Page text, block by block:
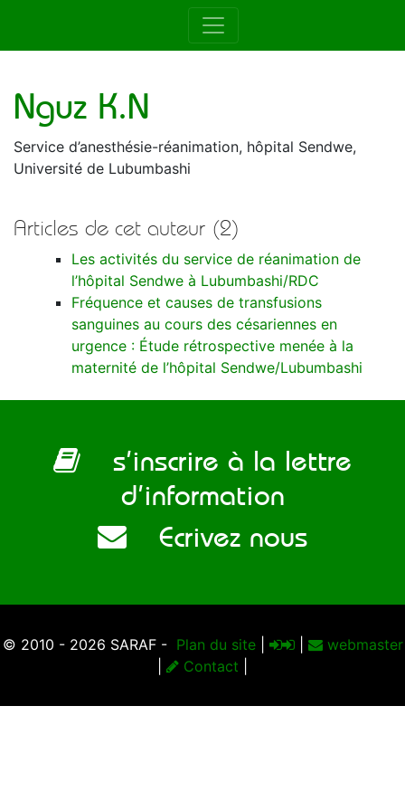
Auteur de la RAMUR
Nguz K.N
Service d’anesthésie-réanimation, hôpital Sendwe,
Université de Lubumbashi
Articles de cet auteur (2)
Les activités du service de réanimation de
l’hôpital Sendwe à Lubumbashi/RDC
Fréquence et causes de transfusions
sanguines au cours des césariennes en
urgence : Étude rétrospective menée à la
maternité de l’hôpital Sendwe/Lubumbashi
s’inscrire à la lettre
d’information
Ecrivez nous
© 2010 - 2026 SARAF - Plan du site|
webmaster
Contact